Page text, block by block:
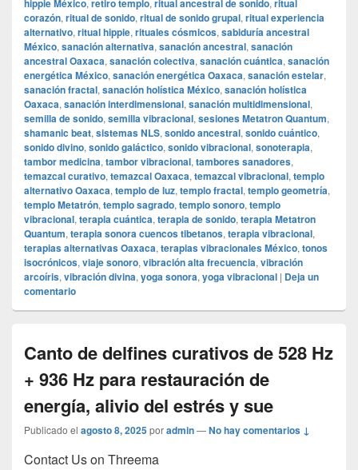
hippie México, retiro templo, ritual ancestral de sonido, ritual
corazón, ritual de sonido, ritual de sonido grupal, ritual experiencia
alternativo, ritual hippie, rituales cósmicos, sabiduría ancestral
México, sanación alternativa, sanación ancestral, sanación
ancestral Oaxaca, sanación colectiva, sanación cuántica, sanación
energética México, sanación energética Oaxaca, sanación estelar,
sanación fractal, sanación holística México, sanación holística
Oaxaca, sanación interdimensional, sanación multidimensional,
semilla de sonido, semilla vibracional, sesiones Metatron Quantum,
shamanic beat, sistemas NLS, sonido ancestral, sonido cuántico,
sonido divino, sonido galáctico, sonido vibracional, sonoterapia,
tambor medicina, tambor vibracional, tambores sanadores,
temazcal curativo, temazcal Oaxaca, temazcal vibracional, templo
alternativo Oaxaca, templo de luz, templo fractal, templo geometría,
templo Metatrón, templo sagrado, templo sonoro, templo
vibracional, terapia cuántica, terapia de sonido, terapia Metatron
Quantum, terapia sonora cuencos tibetanos, terapia vibracional,
terapias alternativas Oaxaca, terapias vibracionales México, tonos
isocrónicos, viaje sonoro, vibración alta frecuencia, vibración
arcoíris, vibración divina, yoga sonora, yoga vibracional | Deja un
comentario
Canto de delfines curativos de 528 Hz
+ 936 Hz para restauración de
energía, alivio del estrés y sue
Publicado el agosto 8, 2025poradmin—No hay comentarios ↓
Contact Us on Threema